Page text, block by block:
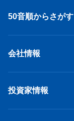
50音順からさがす
会社情報
投資家情報